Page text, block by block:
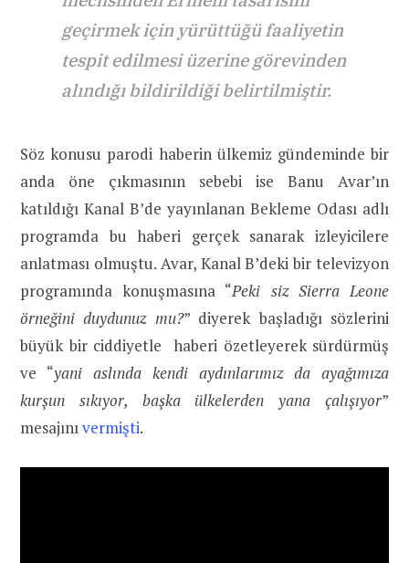
geçirmek için yürüttüğü faaliyetin
tespit edilmesi üzerine görevinden
alındığı bildirildiği belirtilmiştir.
Söz konusu parodi haberin ülkemiz gündeminde bir
anda öne çıkmasının sebebi ise Banu Avar’ın
katıldığı Kanal B’de yayınlanan Bekleme Odası adlı
programda bu haberi gerçek sanarak izleyicilere
anlatması olmuştu. Avar, Kanal B’deki bir televizyon
programında konuşmasına “Peki siz Sierra Leone
örneğini duydunuz mu?” diyerek başladığı sözlerini
büyük bir ciddiyetle haberi özetleyerek sürdürmüş
ve “yani aslında kendi aydınlarımız da ayağımıza
kurşun sıkıyor, başka ülkelerden yana çalışıyor”
mesajınıvermişti.